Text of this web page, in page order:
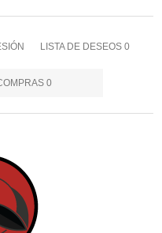
LISTA DE DESEOS 0
0